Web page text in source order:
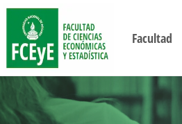
Facultad